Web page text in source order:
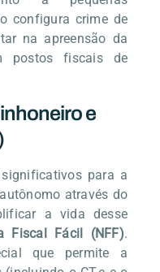
configura crime de
na apreensão da
postos fiscais de
e
significativos para a
através do
a vida desse
Fiscal Fácil (NFF).
que permite a